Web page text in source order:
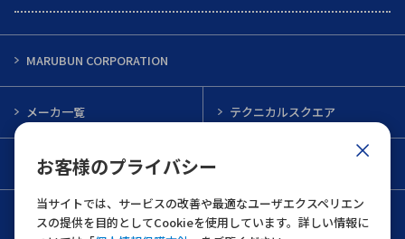
お客様のプライバシー
当サイトでは、サービスの改善や最適なユーザエクスペリエン
スの提供を目的としてCookieを使用しています。詳しい情報に
MARUBUN CORPORATION
メーカ一覧 テクニカルスクエア
インフォメーション
お問い合わせ